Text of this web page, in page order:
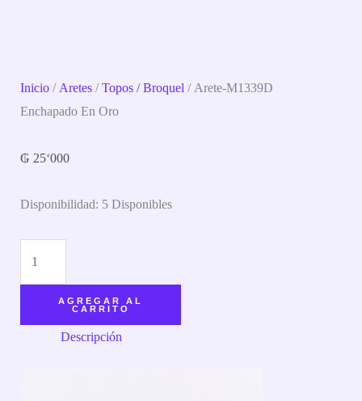
Inicio /Aretes /Topos / Broquel / Arete-M1339D
Enchapado En Oro
₲ 25‘000
Disponibilidad: 5 Disponibles
AGREGAR AL
CARRITO
Descripción